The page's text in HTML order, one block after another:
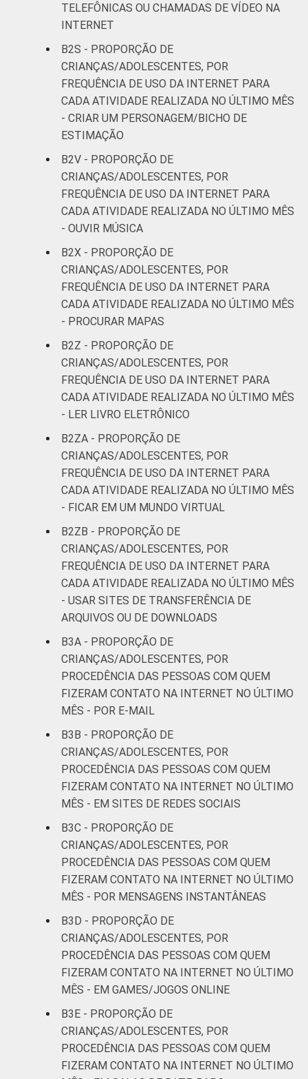
TELEFÔNICAS OU CHAMADAS DE VÍDEO NA
INTERNET
B2S - PROPORÇÃO DE
CRIANÇAS/ADOLESCENTES, POR
FREQUÊNCIA DE USO DA INTERNET PARA
CADA ATIVIDADE REALIZADA NO ÚLTIMO MÊS
- CRIAR UM PERSONAGEM/BICHO DE
ESTIMAÇÃO
B2V - PROPORÇÃO DE
CRIANÇAS/ADOLESCENTES, POR
FREQUÊNCIA DE USO DA INTERNET PARA
CADA ATIVIDADE REALIZADA NO ÚLTIMO MÊS
- OUVIR MÚSICA
B2X - PROPORÇÃO DE
CRIANÇAS/ADOLESCENTES, POR
FREQUÊNCIA DE USO DA INTERNET PARA
CADA ATIVIDADE REALIZADA NO ÚLTIMO MÊS
- PROCURAR MAPAS
B2Z - PROPORÇÃO DE
CRIANÇAS/ADOLESCENTES, POR
FREQUÊNCIA DE USO DA INTERNET PARA
CADA ATIVIDADE REALIZADA NO ÚLTIMO MÊS
- LER LIVRO ELETRÔNICO
B2ZA - PROPORÇÃO DE
CRIANÇAS/ADOLESCENTES, POR
FREQUÊNCIA DE USO DA INTERNET PARA
CADA ATIVIDADE REALIZADA NO ÚLTIMO MÊS
- FICAR EM UM MUNDO VIRTUAL
B2ZB - PROPORÇÃO DE
CRIANÇAS/ADOLESCENTES, POR
FREQUÊNCIA DE USO DA INTERNET PARA
CADA ATIVIDADE REALIZADA NO ÚLTIMO MÊS
- USAR SITES DE TRANSFERÊNCIA DE
ARQUIVOS OU DE DOWNLOADS
B3A - PROPORÇÃO DE
CRIANÇAS/ADOLESCENTES, POR
PROCEDÊNCIA DAS PESSOAS COM QUEM
FIZERAM CONTATO NA INTERNET NO ÚLTIMO
MÊS - POR E-MAIL
B3B - PROPORÇÃO DE
CRIANÇAS/ADOLESCENTES, POR
PROCEDÊNCIA DAS PESSOAS COM QUEM
FIZERAM CONTATO NA INTERNET NO ÚLTIMO
MÊS - EM SITES DE REDES SOCIAIS
B3C - PROPORÇÃO DE
CRIANÇAS/ADOLESCENTES, POR
PROCEDÊNCIA DAS PESSOAS COM QUEM
FIZERAM CONTATO NA INTERNET NO ÚLTIMO
MÊS - POR MENSAGENS INSTANTÂNEAS
B3D - PROPORÇÃO DE
CRIANÇAS/ADOLESCENTES, POR
PROCEDÊNCIA DAS PESSOAS COM QUEM
FIZERAM CONTATO NA INTERNET NO ÚLTIMO
MÊS - EM GAMES/JOGOS ONLINE
B3E - PROPORÇÃO DE
CRIANÇAS/ADOLESCENTES, POR
PROCEDÊNCIA DAS PESSOAS COM QUEM
FIZERAM CONTATO NA INTERNET NO ÚLTIMO